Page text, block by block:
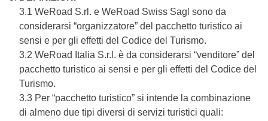
3.1 WeRoad S.rl. e WeRoad Swiss Sagl sono da
considerarsi “organizzatore” del pacchetto turistico ai
sensi e per gli effetti del Codice del Turismo.
3.2 WeRoad Italia S.r.l. è da considerarsi “venditore” del
pacchetto turistico ai sensi e per gli effetti del Codice del
Turismo.
3.3 Per “pacchetto turistico” si intende la combinazione
di almeno due tipi diversi di servizi turistici quali: